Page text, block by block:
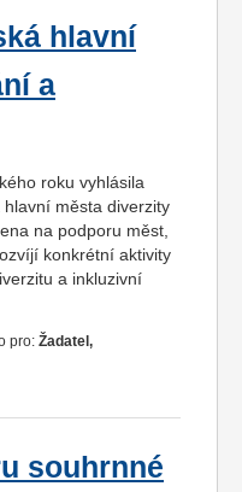
hlavní
a
roku vyhlásila
města diverzity
na podporu měst,
konkrétní aktivity
a inkluzivní
pro: Žadatel,
souhrnné